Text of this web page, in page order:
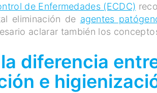
de Enfermedades (ECDC)
eliminación de agentes
aclarar también los
diferencia
e